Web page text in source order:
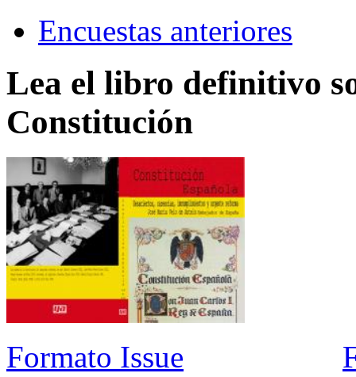
Encuestas anteriores
Lea el libro definitivo
Constitución
Formato Issue